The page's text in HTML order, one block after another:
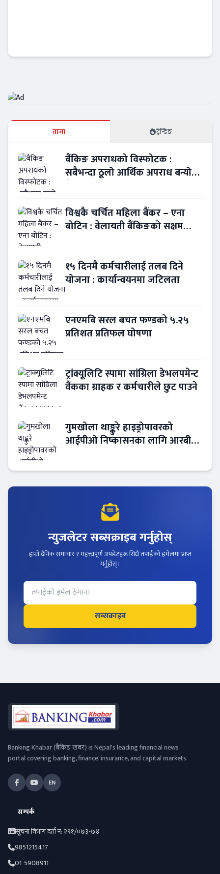
ताजा ट्रेन्डिङ
बैंकिङ अपराधको विस्फोटक :
सबैभन्दा ठूलो आर्थिक अपराध बन्यो
विश्वकै चर्चित महिला बैंकर – एना
बोटिन : वेलायती बैंकिङको सक्षम
१५ दिनमै कर्मचारीलाई तलब दिने
योजना : कार्यान्वयनमा जटिलता
एनएमबि सरल बचत फण्डको ५.२५
प्रतिशत प्रतिफल घोषणा
ट्रांक्यूलिटि स्पामा सांग्रिला डेभलपमेन्ट
वैंकका ग्राहक र कर्मचारीले छुट पाउने
गुमखोला थाङ्कुरे हाइड्रोपावरको
आईपीओ निष्कासनका लागि आरबीबी
न्युजलेटर सब्सक्राइब गर्नुहोस्
हाम्रो दैनिक समाचार र महत्त्वपूर्ण अपडेटहरू सिधै तपाईंको इमेलमा प्राप्त
गर्नुहोस्।
सब्सक्राइब
Banking Khabar (बैंकिङ खबर) is Nepal's leading financial news
portal covering banking, finance, insurance, and capital markets.
EN
सम्पर्क
सूचना विभाग दर्ता नं: २९१/०७३-७४
9851215417
01-5908911